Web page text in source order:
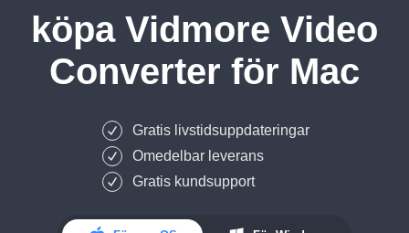
köpa Vidmore Video
Converter för Mac
Gratis livstidsuppdateringar
Omedelbar leverans
Gratis kundsupport